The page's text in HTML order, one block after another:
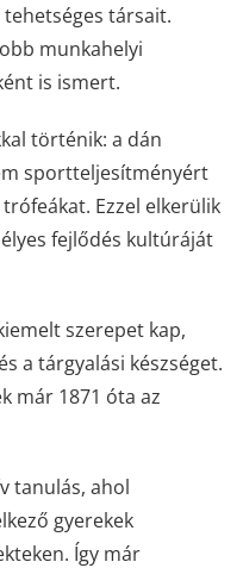
társait.
munkahelyi
is ismert.
történik: a dán
sportteljesítményért
Ezzel elkerülik
fejlődés kultúráját
szerepet kap,
a tárgyalási készséget.
már 1871 óta az
tanulás, ahol
gyerekek
Így már